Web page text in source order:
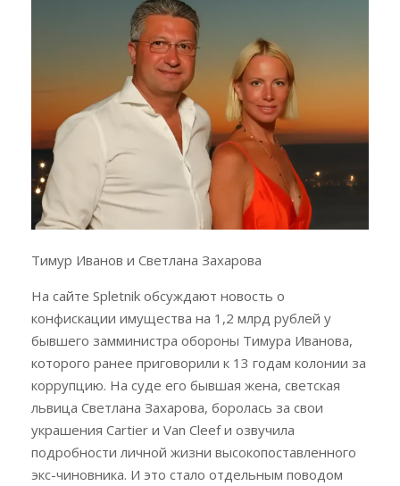
Тимур Иванов и Светлана Захарова
На сайте Spletnik обсуждают новость о
конфискации имущества на 1,2 млрд рублей у
бывшего замминистра обороны Тимура Иванова,
которого ранее приговорили к 13 годам колонии за
коррупцию. На суде его бывшая жена, светская
львица Светлана Захарова, боролась за свои
украшения Cartier и Van Cleef и озвучила
подробности личной жизни высокопоставленного
экс-чиновника. И это стало отдельным поводом